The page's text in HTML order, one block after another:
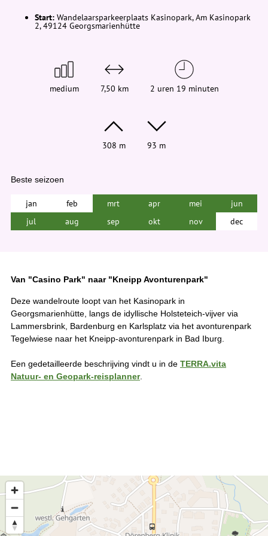
t
j
e
r
:
Start: Wandelaarsparkeerplaats Kasinopark, Am Kasinopark
2, 49124 Georgsmarienhütte
medium 7,50 km 2 uren 19 minuten
308 m 93 m
Beste seizoen
jan feb mrt apr mei
jun
jul
aug sep okt nov dec
Van "Casino Park" naar "Kneipp Avonturenpark"
Deze wandelroute loopt van het Kasinopark in
Georgsmarienhütte, langs de idyllische Holsteteich-vijver via
Lammersbrink, Bardenburg en Karlsplatz via het avonturenpark
Tegelwiese naar het Kneipp-avonturenpark in Bad Iburg.
Een gedetailleerde beschrijving vindt u in de TERRA.vita
Natuur- en Geopark-reisplanner.